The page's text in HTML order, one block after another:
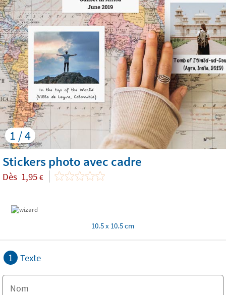
1 / 4
Stickers photo avec cadre
Dès 1,95 €
10.5 x 10.5 cm
1 Texte